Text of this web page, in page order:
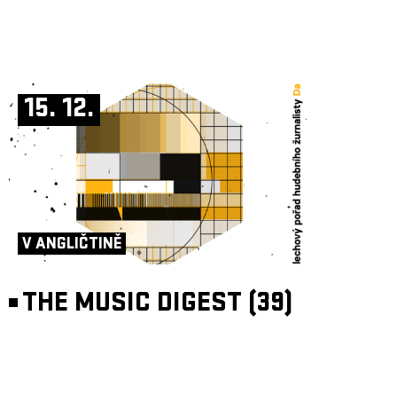
15. 12.
V ANGLIČTINĚ
THE MUSIC DIGEST (39)